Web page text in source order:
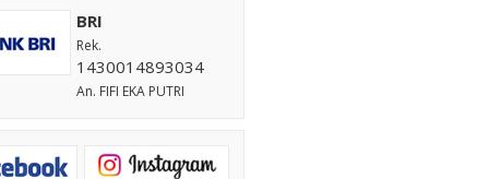
BRI
Rek.
1430014893034
An. FIFI EKA PUTRI